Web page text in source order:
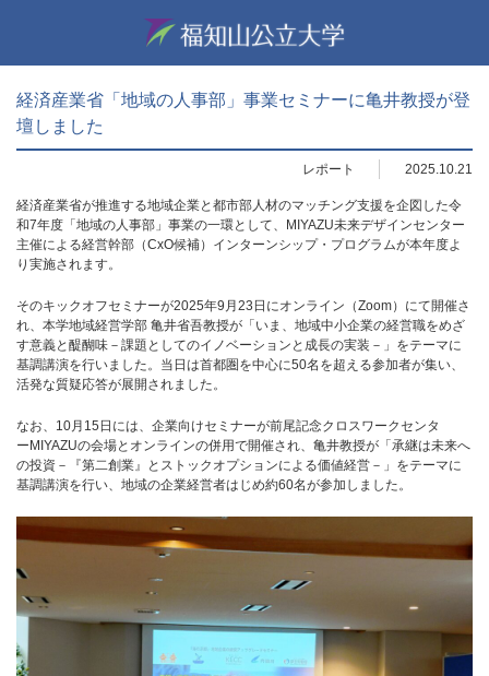
経済産業省「地域の人事部」事業セミナーに亀井教授が登
壇しました
レポート 2025.10.21
経済産業省が推進する地域企業と都市部人材のマッチング支援を企図した令
和7年度 「地域の人事部」事業の一環として、 MIYAZU未来デザインセンター
主催による経営幹部 （CxO候補）インターンシップ・プログラムが本年度よ
り実施されます。
そのキックオフセミナーが2025年9 月 23 日にオンライン（Zoom）にて開催さ
れ、本学地域経営学部 亀井省吾教授が「いま、地域中小企業の経営職をめざ
す意義と醍醐味－課題としてのイノベーションと成長の実装－」をテーマに
基調講演を行いました。当日は首都圏を中心に50名を超える参加者が集い、
活発な質疑応答が展開されました。
なお、 10月 15 日には、 企業向けセミナーが前尾記念クロスワークセンタ
ー MIYAZUの会場とオンラインの併用で開催され、亀井教授が「承継は未来へ
の投資 －『第二創業』 とストックオプションによる価値経営－ 」をテーマに
基調講演を行い、地域の企業経営者はじめ約60名が参加しました。